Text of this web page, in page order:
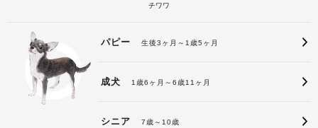
チワワ
パピー 生後3ヶ月～1歳5ヶ月
成犬 1歳6ヶ月～6歳11ヶ月
シニア 7歳～10歳